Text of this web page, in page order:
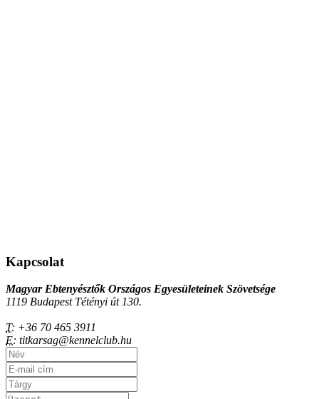
Kapcsolat
Magyar Ebtenyésztők Országos Egyesületeinek Szövetsége
1119 Budapest Tétényi út 130.
T: +36 70 465 3911
E: titkarsag@kennelclub.hu